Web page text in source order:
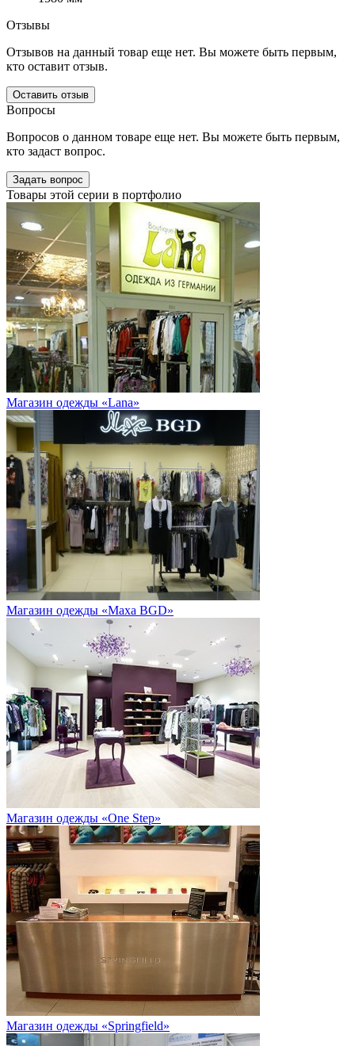
Отзывы
Отзывов на данный товар еще нет. Вы можете быть первым,
кто оставит отзыв.
Оставить отзыв
Вопросы
Вопросов о данном товаре еще нет. Вы можете быть первым,
кто задаст вопрос.
Задать вопрос
Товары этой серии в портфолио
Магазин одежды «Lana»
Магазин одежды «Maxa BGD»
Магазин одежды «One Step»
Магазин одежды «Springfield»